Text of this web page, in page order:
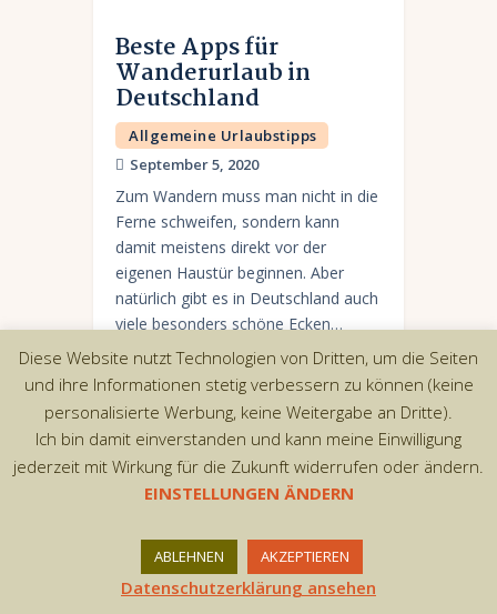
Beste Apps für
Wanderurlaub in
Deutschland
Allgemeine Urlaubstipps
September 5, 2020
Zum Wandern muss man nicht in die
Ferne schweifen, sondern kann
damit meistens direkt vor der
eigenen Haustür beginnen. Aber
natürlich gibt es in Deutschland auch
viele besonders schöne Ecken…
Copyright © 2026 by AxiomThemes. All rights
reserved.
Diese Website nutzt Technologien von Dritten, um die Seiten
und ihre Informationen stetig verbessern zu können (keine
personalisierte Werbung, keine Weitergabe an Dritte).
Ich bin damit einverstanden und kann meine Einwilligung
jederzeit mit Wirkung für die Zukunft widerrufen oder ändern.
EINSTELLUNGEN ÄNDERN
ABLEHNEN AKZEPTIEREN
Datenschutzerklärung ansehen